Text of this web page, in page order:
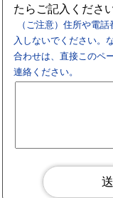
たらご記入くださ
（ご注意）住所や電
入しないでください。
合わせは、直接このペ
連絡ください。